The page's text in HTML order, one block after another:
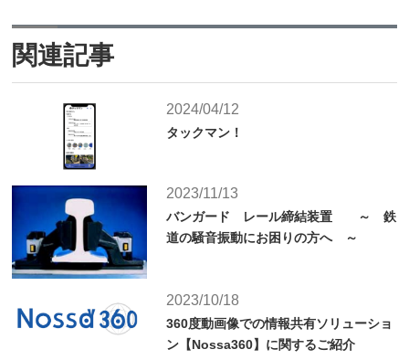
関連記事
2024/04/12
タックマン！
2023/11/13
バンガード レール締結装置 ～ 鉄
道の騒音振動にお困りの方へ ～
2023/10/18
360度動画像での情報共有ソリューショ
ン【Nossa360】に関するご紹介